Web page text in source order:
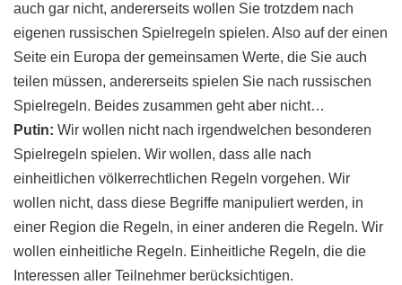
auch gar nicht, andererseits wollen Sie trotzdem nach
eigenen russischen Spielregeln spielen. Also auf der einen
Seite ein Europa der gemeinsamen Werte, die Sie auch
teilen müssen, andererseits spielen Sie nach russischen
Spielregeln. Beides zusammen geht aber nicht…
Putin: Wir wollen nicht nach irgendwelchen besonderen
Spielregeln spielen. Wir wollen, dass alle nach
einheitlichen völkerrechtlichen Regeln vorgehen. Wir
wollen nicht, dass diese Begriffe manipuliert werden, in
einer Region die Regeln, in einer anderen die Regeln. Wir
wollen einheitliche Regeln. Einheitliche Regeln, die die
Interessen aller Teilnehmer berücksichtigen.